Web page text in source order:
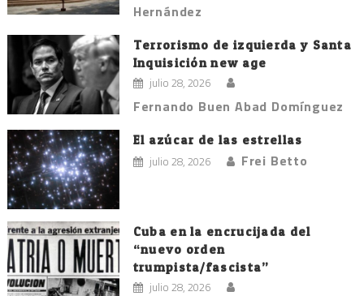
Hernández
Terrorismo de izquierda y Santa
Inquisición new age
julio 28, 2026
Fernando Buen Abad Domínguez
El azúcar de las estrellas
julio 28, 2026 Frei Betto
Cuba en la encrucijada del
“nuevo orden
trumpista/fascista”
julio 28, 2026